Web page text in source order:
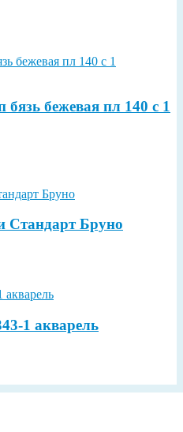
бязь бежевая пл 140 с 1
Cтандарт Бруно
1 акварель